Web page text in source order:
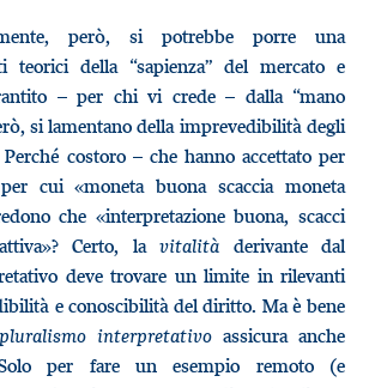
però, si potrebbe porre una
teorici della “sapienza” del mercato e
– per chi vi crede – dalla “mano
si lamentano della imprevedibilità degli
costoro – che hanno accettato per
cui «moneta buona scaccia moneta
che «interpretazione buona, scacci
Certo, la vitalità derivante dal
deve trovare un limite in rilevanti
e conoscibilità del diritto. Ma è bene
pluralismo interpretativoassicura anche
per fare un esempio remoto (e